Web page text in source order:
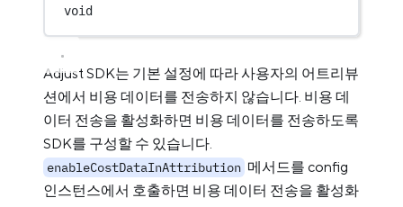
void
Adjust SDK는 기본 설정에 따라 사용자의 어트리뷰
션에서 비용 데이터를 전송하지 않습니다. 비용 데
이터 전송을 활성화하면 비용 데이터를 전송하도록
SDK를 구성할 수 있습니다.
enableCostDataInAttribution 메서드를 config
인스턴스에서 호출하면 비용 데이터 전송을 활성화